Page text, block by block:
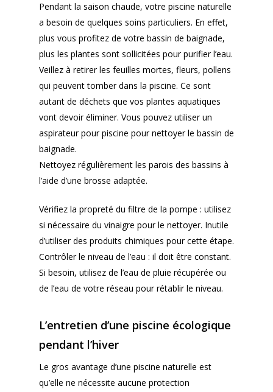
Pendant la saison chaude, votre piscine naturelle
a besoin de quelques soins particuliers. En effet,
plus vous profitez de votre bassin de baignade,
plus les plantes sont sollicitées pour purifier l’eau.
Veillez à retirer les feuilles mortes, fleurs, pollens
qui peuvent tomber dans la piscine. Ce sont
autant de déchets que vos plantes aquatiques
vont devoir éliminer. Vous pouvez utiliser un
aspirateur pour piscine pour nettoyer le bassin de
baignade.
Nettoyez régulièrement les parois des bassins à
l’aide d’une brosse adaptée.
Vérifiez la propreté du filtre de la pompe : utilisez
si nécessaire du vinaigre pour le nettoyer. Inutile
d’utiliser des produits chimiques pour cette étape.
Contrôler le niveau de l’eau : il doit être constant.
Si besoin, utilisez de l’eau de pluie récupérée ou
de l’eau de votre réseau pour rétablir le niveau.
L’entretien d’une piscine écologique
pendant l’hiver
Le gros avantage d’une piscine naturelle est
qu’elle ne nécessite aucune protection